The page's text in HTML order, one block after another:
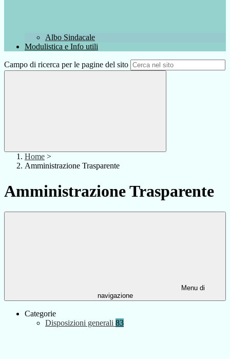
Albo Sindacale
Modulistica e Info utili
Campo di ricerca per le pagine del sito
Home >
Amministrazione Trasparente
Amministrazione Trasparente
Menu di
navigazione
Categorie
Disposizioni generali 83